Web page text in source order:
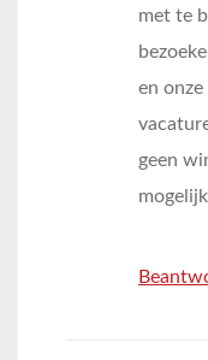
met te
en
geen